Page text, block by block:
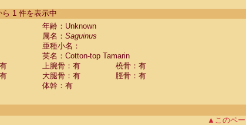
(0)
(0)
(1)
ら 1 件を表示中
年齢：Unknown
属名： Saguinus
亜種小名：
英名：Cotton-top Tamarin
上腕骨：有
橈骨：有
大腿骨：有
脛骨：有
体幹：有
▲このペー